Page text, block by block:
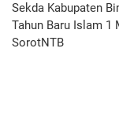
Sekda Kabupaten
Tahun Baru Islam 1
SorotNTB